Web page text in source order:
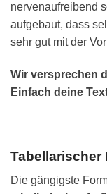
nervenaufreibend
aufgebaut, dass
sehr gut mit der
Wir versprechen
Einfach deine
Tabellarischer
Die gängigste